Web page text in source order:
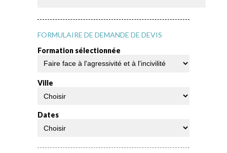
FORMULAIRE DE DEMANDE DE DEVIS
Formation sélectionnée
Ville
Dates